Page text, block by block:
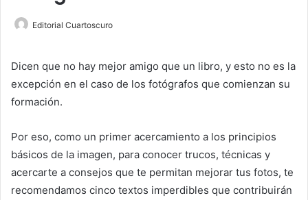
Editorial Cuartoscuro
Dicen que no hay mejor amigo que un libro, y esto no es la
excepción en el caso de los fotógrafos que comienzan su
formación.
Por eso, como un primer acercamiento a los principios
básicos de la imagen, para conocer trucos, técnicas y
acercarte a consejos que te permitan mejorar tus fotos, te
recomendamos cinco textos imperdibles que contribuirán